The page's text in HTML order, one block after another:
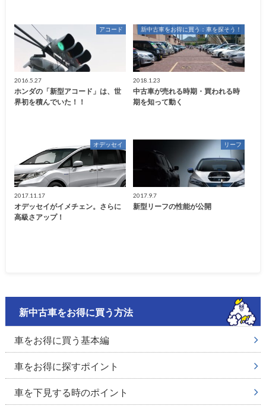
アコード
2016.5.27
ホンダの「新型アコード」は、世
界初を積んでいた！！
新中古車をお得に買う：車を探そう！
2018.1.23
中古車が売れる時期・買われる時
期を知って動く
オデッセイ
2017.11.17
オデッセイがイメチェン。さらに
高級さアップ！
リーフ
2017.9.7
新型リーフの性能が公開
新中古車をお得に買う方法
車をお得に買う基本編
車をお得に探すポイント
車を下見する時のポイント